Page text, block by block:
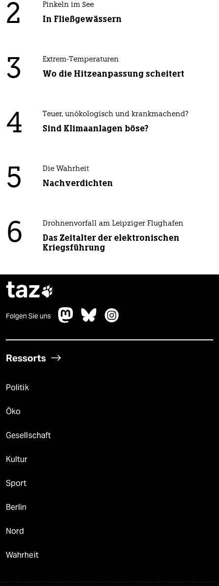
2 Pinkeln im See
In Fließgewässern
3 Extrem-Temperaturen
Wo die Hitzeanpassung scheitert
4 Teuer, unökologisch und krankmachend?
Sind Klimaanlagen böse?
5 Die Wahrheit
Nachverdichten
6 Drohnenvorfall am Leipziger Flughafen
Das Zeitalter der elektronischen
Kriegsführung
taz
Folgen Sie uns
Ressorts
Politik
Öko
Gesellschaft
Kultur
Sport
Berlin
Nord
Wahrheit